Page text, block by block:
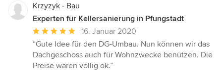
Krzyzyk - Bau
Experten für Kellersanierung in Pfungstadt
Durchschnittliche
Bewertung:
5
von
16. Januar 2020
“Gute Idee für den DG-Umbau. Nun können wir das
Dachgeschoss auch für Wohnzwecke benützen. Die
Preise waren völlig ok.”